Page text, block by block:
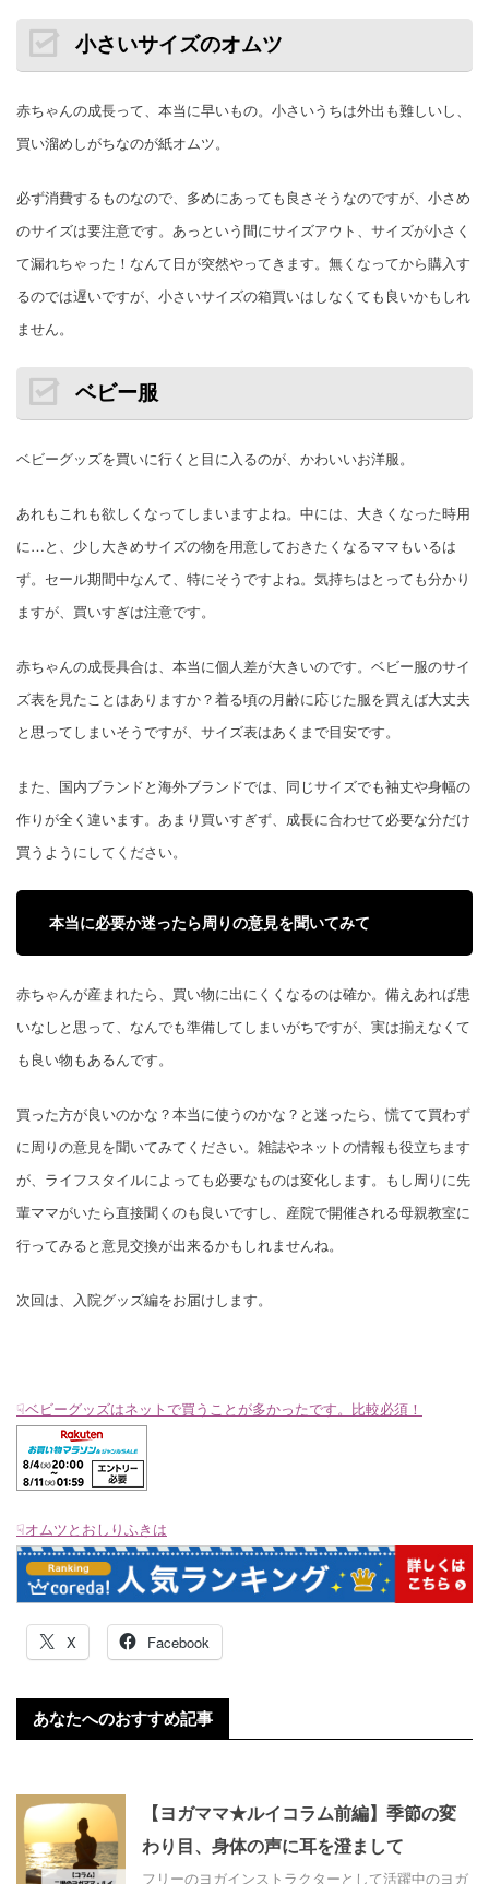
小さいサイズのオムツ
赤ちゃんの成長って、本当に早いもの。小さいうちは外出も難しいし、
買い溜めしがちなのが紙オムツ。
必ず消費するものなので、多めにあっても良さそうなのですが、小さめ
のサイズは要注意です。あっという間にサイズアウト、サイズが小さく
て漏れちゃった！なんて日が突然やってきます。無くなってから購入す
るのでは遅いですが、小さいサイズの箱買いはしなくても良いかもしれ
ません。
ベビー服
ベビーグッズを買いに行くと目に入るのが、かわいいお洋服。
あれもこれも欲しくなってしまいますよね。中には、大きくなった時用
に…と、少し大きめサイズの物を用意しておきたくなるママもいるは
ず。セール期間中なんて、特にそうですよね。気持ちはとっても分かり
ますが、買いすぎは注意です。
赤ちゃんの成長具合は、本当に個人差が大きいのです。ベビー服のサイ
ズ表を見たことはありますか？着る頃の月齢に応じた服を買えば大丈夫
と思ってしまいそうですが、サイズ表はあくまで目安です。
また、国内ブランドと海外ブランドでは、同じサイズでも袖丈や身幅の
作りが全く違います。あまり買いすぎず、成長に合わせて必要な分だけ
買うようにしてください。
本当に必要か迷ったら周りの意見を聞いてみて
赤ちゃんが産まれたら、買い物に出にくくなるのは確か。備えあれば患
いなしと思って、なんでも準備してしまいがちですが、実は揃えなくて
も良い物もあるんです。
買った方が良いのかな？本当に使うのかな？と迷ったら、慌てて買わず
に周りの意見を聞いてみてください。雑誌やネットの情報も役立ちます
が、ライフスタイルによっても必要なものは変化します。もし周りに先
輩ママがいたら直接聞くのも良いですし、産院で開催される母親教室に
行ってみると意見交換が出来るかもしれませんね。
次回は、入院グッズ編をお届けします。
☟ベビーグッズはネットで買うことが多かったです。比較必須！
☟オムツとおしりふきは
X Facebook
あなたへのおすすめ記事
【ヨガママ★ルイコラム前編】季節の変
わり目、身体の声に耳を澄まして
フリーのヨガインストラクターとして活躍中のヨガ